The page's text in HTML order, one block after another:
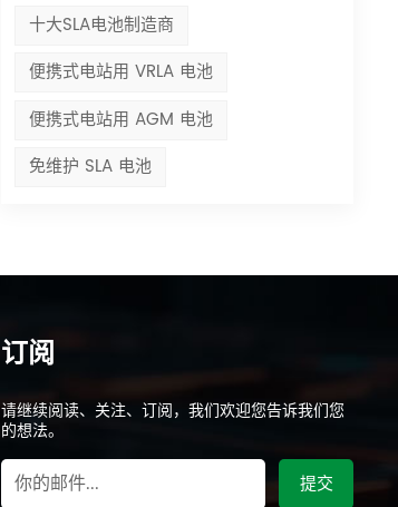
十大SLA电池制造商
便携式电站用 VRLA 电池
便携式电站用 AGM 电池
免维护 SLA 电池
订阅
请继续阅读、关注、订阅，我们欢迎您告诉我们您
的想法。